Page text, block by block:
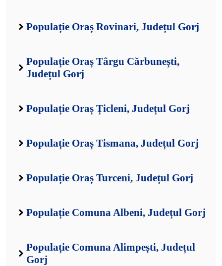
Populație Oraș Rovinari, Județul Gorj
Populație Oraș Târgu Cărbunești,
Județul Gorj
Populație Oraș Țicleni, Județul Gorj
Populație Oraș Tismana, Județul Gorj
Populație Oraș Turceni, Județul Gorj
Populație Comuna Albeni, Județul Gorj
Populație Comuna Alimpești, Județul
Gorj